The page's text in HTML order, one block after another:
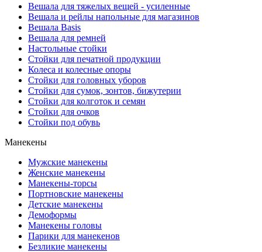
Вешала для тяжелых вещей - усиленные
Вешала и рейлы напольные для магазинов
Вешала Basis
Вешала для ремней
Настольные стойки
Стойки для печатной продукции
Колеса и колесные опоры
Стойки для головных уборов
Стойки для сумок, зонтов, бижутерии
Стойки для колготок и семян
Стойки для очков
Стойки под обувь
Манекены
Мужские манекены
Женские манекены
Манекены-торсы
Портновские манекены
Детские манекены
Демоформы
Манекены головы
Парики для манекенов
Безликие манекены